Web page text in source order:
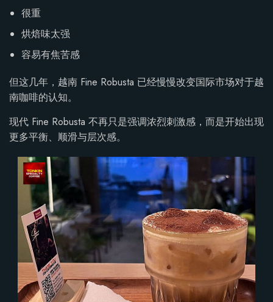
很重
烘焙味太强
容易有焦苦感
但这几年，越南 Fine Robusta 已经慢慢改变国际市场对于越
南咖啡的认知。
现代 Fine Robusta 不再只是强调浓烈刺激感，而是开始出现
更多平衡、顺滑与层次感。